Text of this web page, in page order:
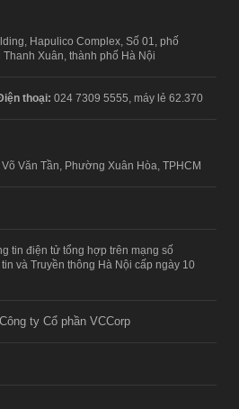
Hapulico Complex, Số 01, phố
Xuân, thành phố Hà Nội
thoại: 024 7309 5555, máy lẻ 62.370
Văn Tần, Phường Xuân Hòa, TPHCM
tin điện tử tổng hợp trên mạng số
và Truyền thông Hà Nội cấp ngày 10
ty Cổ phần VCCorp